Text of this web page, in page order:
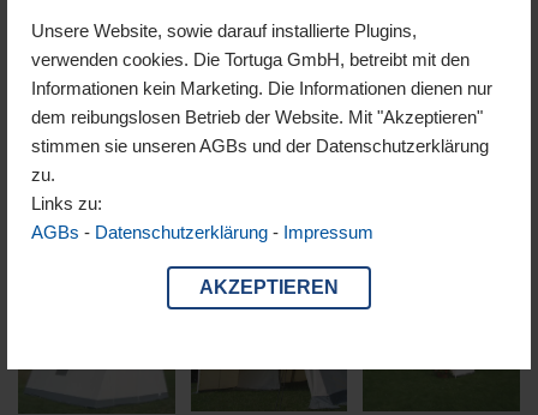
Unsere Website, sowie darauf installierte Plugins,
verwenden cookies. Die Tortuga GmbH, betreibt mit den
Informationen kein Marketing. Die Informationen dienen nur
dem reibungslosen Betrieb der Website. Mit "Akzeptieren"
stimmen sie unseren AGBs und der Datenschutzerklärung
zu.
Links zu:
AGBs - Datenschutzerklärung - Impressum
AKZEPTIEREN
System
Colorado Winnipeg
Camp